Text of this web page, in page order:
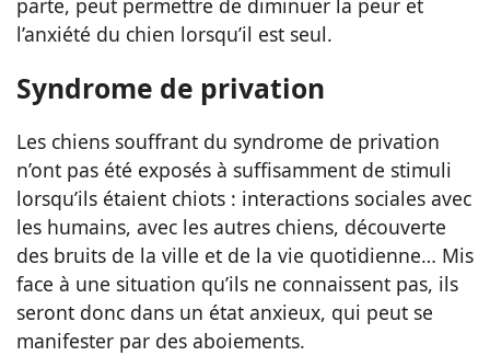
l’anxiété du chien lorsqu’il est seul.
Syndrome de privation
Les chiens souffrant du syndrome de privation
n’ont pas été exposés à suffisamment de stimuli
lorsqu’ils étaient chiots : interactions sociales avec
les humains, avec les autres chiens, découverte
des bruits de la ville et de la vie quotidienne… Mis
face à une situation qu’ils ne connaissent pas, ils
seront donc dans un état anxieux, qui peut se
manifester par des aboiements.